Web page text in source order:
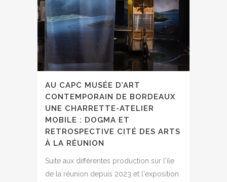
AU CAPC MUSÉE D’ART
CONTEMPORAIN DE BORDEAUX
UNE CHARRETTE-ATELIER
MOBILE : DOGMA ET
RETROSPECTIVE CITÉ DES ARTS
À LA RÉUNION
Suite aux différentes production sur l'ile
de la réunion depuis 2023 et l'exposition